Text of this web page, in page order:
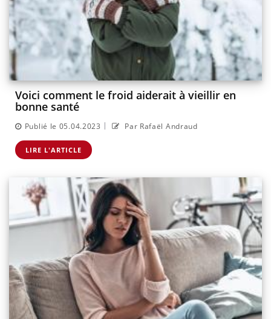
Voici comment le froid aiderait à vieillir en
bonne santé
Publié le 05.04.2023 | Par Rafaël Andraud
LIRE L'ARTICLE